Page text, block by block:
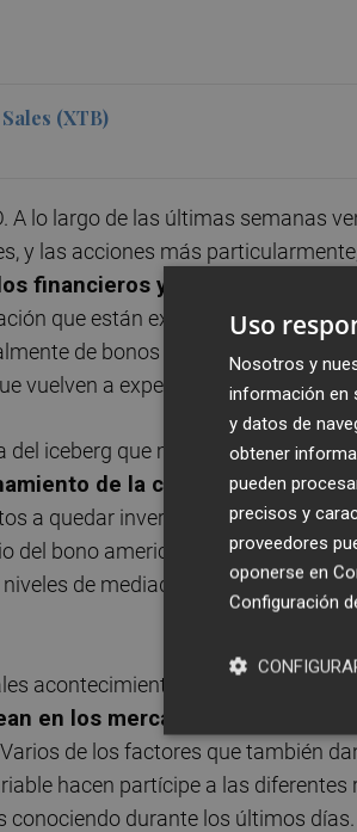
(XTB)
A lo largo de las últimas semanas
y las acciones más
financieros y, sobre todo, en
que están experimentando los
de bonos soberano-, siendo
vuelven a experimentar los
del iceberg que muestra ese
de la curva de tipos de
a quedar invertida en
del bono americano a 10 años,
de mediados de 2017, y una
acontecimientos,
los
en los mercados de renta fija,
de los factores que también
hacen partícipe a las
conociendo durante los últimos días.
Uso
Nosotros y
información en
y datos de
obtener
pueden
precisos y
proveedores
oponerse en
Configuración